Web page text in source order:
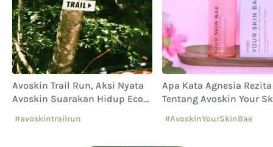
Avoskin Trail Run, Aksi Nyata
Avoskin Suarakan Hidup Eco
#avoskintrailrun
Apa Kata Agnesia Rezita
Tentang Avoskin Your
#AvoskinYourSkinBae